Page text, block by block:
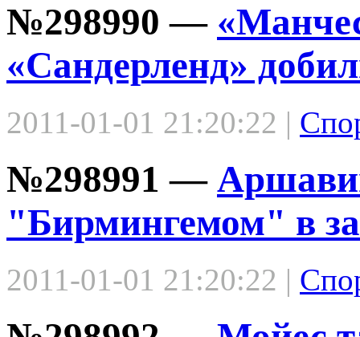
№298990 —
«Сандерленд»
2011-01-01 21:20:22 |
№298991 —
"Бирмингемом" в
2011-01-01 21:20:22 |